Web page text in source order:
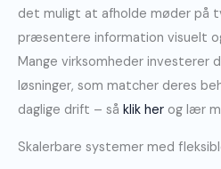
det muligt at afholde møder på
præsentere information visuelt
Mange virksomheder investerer
løsninger, som matcher deres
daglige drift – så klik her og lær
Skalerbare systemer med